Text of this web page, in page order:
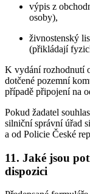
výpis z
osoby),
živnostenský
(přikládají
K vydání rozhodnutí
dotčené pozemní
případě připojení na
Pokud žadatel
silniční správní úřad
a od Policie České
11. Jaké jsou
dispozici